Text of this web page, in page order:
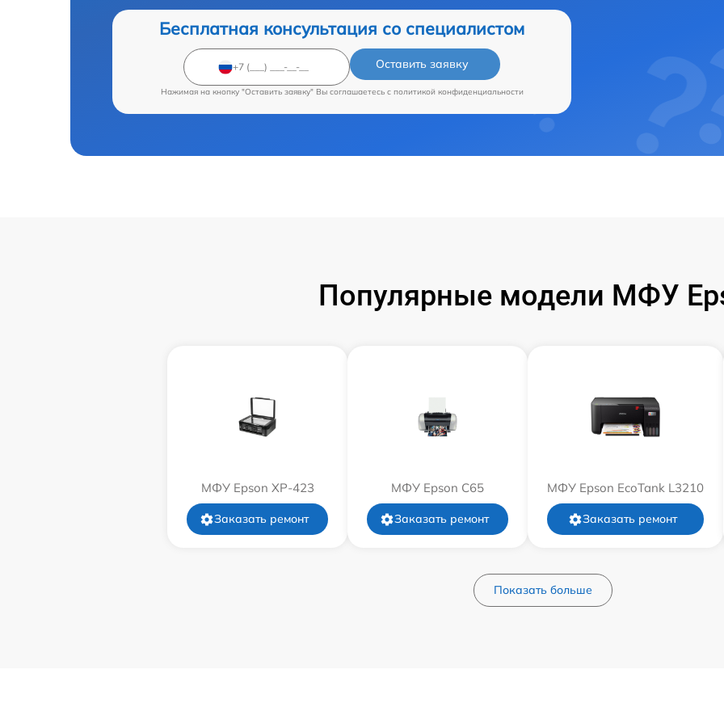
Бесплатная консультация со специалистом
Оставить заявку
Нажимая на кнопку "Оставить заявку" Вы соглашаетесь c политикой конфиденциальности
Популярные модели МФУ
МФУ Epson XP-423
Заказать ремонт
МФУ Epson C65
Заказать ремонт
МФУ Epson EcoTank L3210
Заказать ремонт
Показать больше